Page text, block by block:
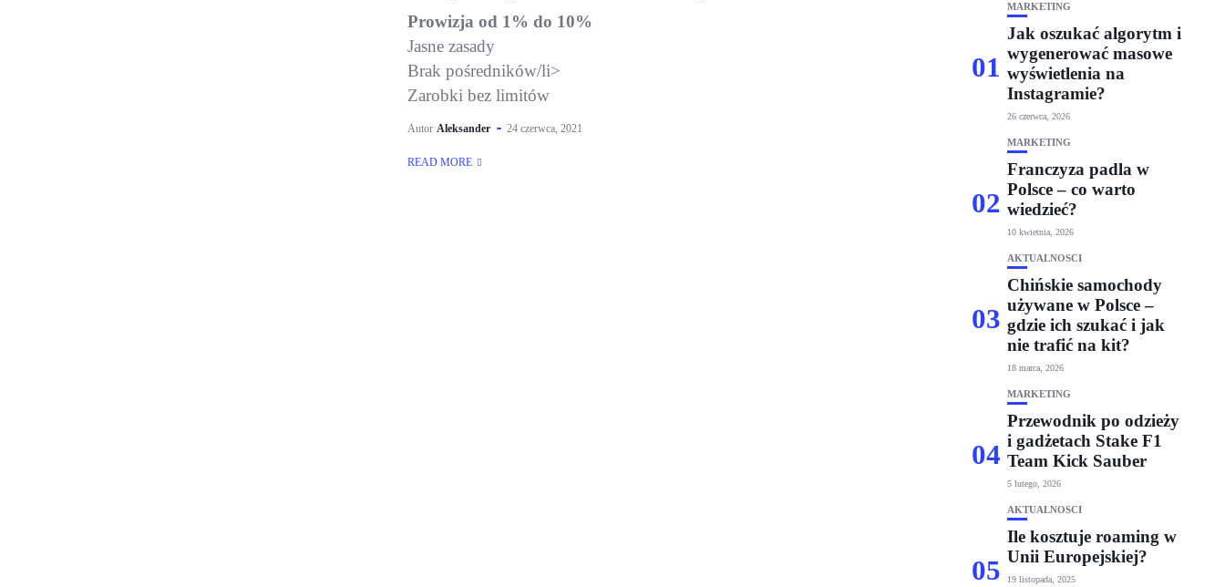
Prowizja od 1% do 10%
Jasne zasady
Brak pośredników/li>
Zarobki bez limitów
Autor Aleksander 24 czerwca, 2021
READ MORE
01
MARKETING
Jak oszukać algorytm i
wygenerować masowe
wyświetlenia na
Instagramie?
26 czerwca, 2026
02
MARKETING
Franczyza padla w
Polsce – co warto
wiedzieć?
10 kwietnia, 2026
03
AKTUALNOŚCI
Chińskie samochody
używane w Polsce –
gdzie ich szukać i jak
nie trafić na kit?
18 marca, 2026
04
MARKETING
Przewodnik po odzieży
i gadżetach Stake F1
Team Kick Sauber
5 lutego, 2026
05
AKTUALNOŚCI
Ile kosztuje roaming w
Unii Europejskiej?
19 listopada, 2025